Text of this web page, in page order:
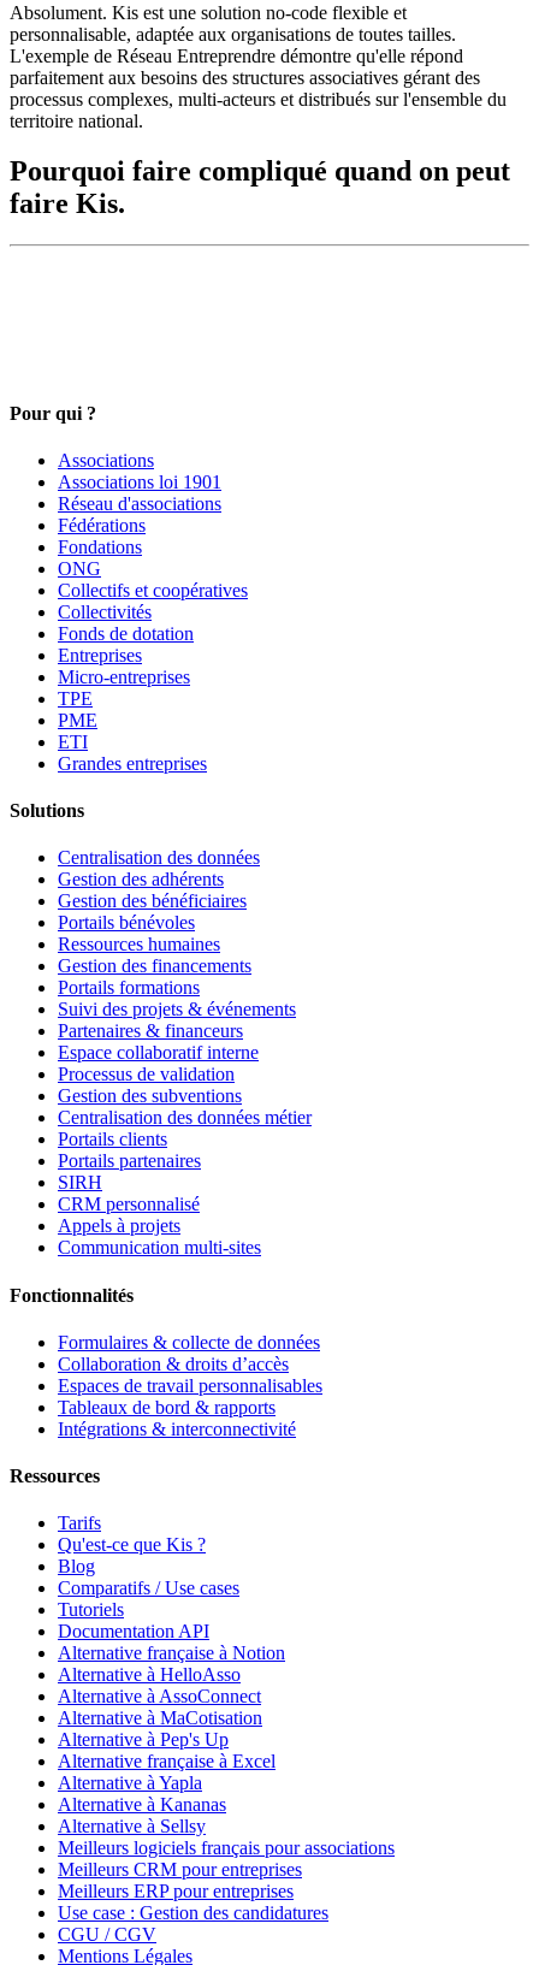
Absolument. Kis est une solution no-code flexible et
personnalisable, adaptée aux organisations de toutes tailles.
L'exemple de Réseau Entreprendre démontre qu'elle répond
parfaitement aux besoins des structures associatives gérant des
processus complexes, multi-acteurs et distribués sur l'ensemble du
territoire national.
Pourquoi faire compliqué quand on peut
faire Kis.
Pour qui ?
Associations
Associations loi 1901
Réseau d'associations
Fédérations
Fondations
ONG
Collectifs et coopératives
Collectivités
Fonds de dotation
Entreprises
Micro-entreprises
TPE
PME
ETI
Grandes entreprises
Solutions
Centralisation des données
Gestion des adhérents
Gestion des bénéficiaires
Portails bénévoles
Ressources humaines
Gestion des financements
Portails formations
Suivi des projets & événements
Partenaires & financeurs
Espace collaboratif interne
Processus de validation
Gestion des subventions
Centralisation des données métier
Portails clients
Portails partenaires
SIRH
CRM personnalisé
Appels à projets
Communication multi-sites
Fonctionnalités
Formulaires & collecte de données
Collaboration & droits d’accès
Espaces de travail personnalisables
Tableaux de bord & rapports
Intégrations & interconnectivité
Ressources
Tarifs
Qu'est-ce que Kis ?
Blog
Comparatifs / Use cases
Tutoriels
Documentation API
Alternative française à Notion
Alternative à HelloAsso
Alternative à AssoConnect
Alternative à MaCotisation
Alternative à Pep's Up
Alternative française à Excel
Alternative à Yapla
Alternative à Kananas
Alternative à Sellsy
Meilleurs logiciels français pour associations
Meilleurs CRM pour entreprises
Meilleurs ERP pour entreprises
Use case : Gestion des candidatures
CGU / CGV
Mentions Légales